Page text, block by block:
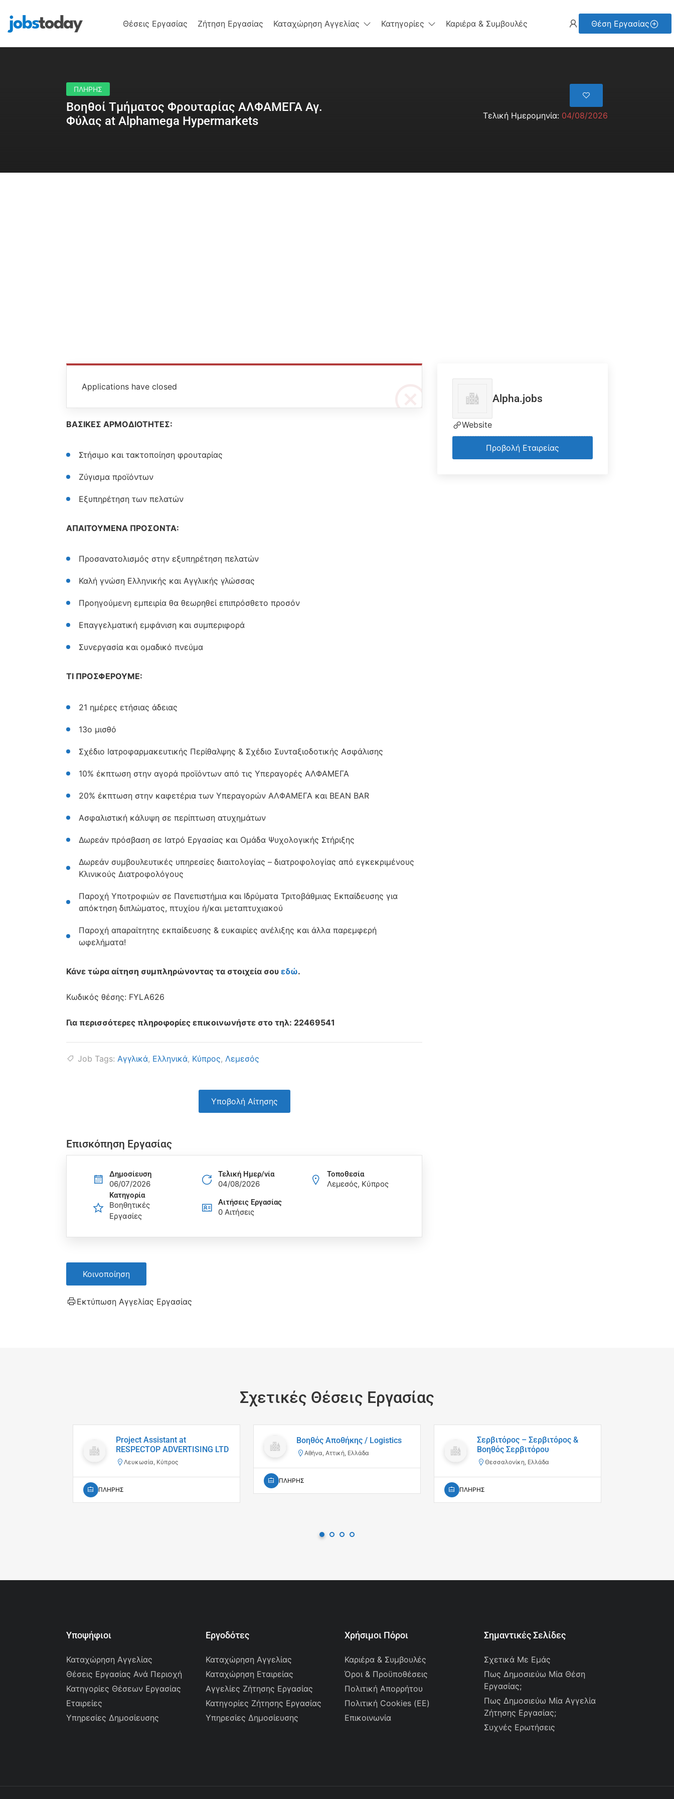
Θέσεις Εργασίας Ζήτηση Εργασίας Καταχώρηση Αγγελίας Κατηγορίες Καριέρα & Συμβουλές Θέση Εργασίας
ΠΛΗΡΗΣ
Βοηθοί Τμήματος Φρουταρίας ΑΛΦΑΜΕΓΑ Αγ.
Φύλας at Alphamega Hypermarkets
Τελική Ημερομηνία: 04/08/2026
Applications have closed
ΒΑΣΙΚΕΣ ΑΡΜΟΔΙΟΤΗΤΕΣ:
Στήσιμο και τακτοποίηση φρουταρίας
Ζύγισμα προϊόντων
Εξυπηρέτηση των πελατών
ΑΠΑΙΤΟΥΜΕΝΑ ΠΡΟΣΟΝΤΑ:
Προσανατολισμός στην εξυπηρέτηση πελατών
Καλή γνώση Ελληνικής και Αγγλικής γλώσσας
Προηγούμενη εμπειρία θα θεωρηθεί επιπρόσθετο προσόν
Επαγγελματική εμφάνιση και συμπεριφορά
Συνεργασία και ομαδικό πνεύμα
ΤΙ ΠΡΟΣΦΕΡΟΥΜΕ:
21 ημέρες ετήσιας άδειας
13ο μισθό
Σχέδιο Ιατροφαρμακευτικής Περίθαλψης & Σχέδιο Συνταξιοδοτικής Ασφάλισης
10% έκπτωση στην αγορά προϊόντων από τις Υπεραγορές ΑΛΦΑΜΕΓΑ
20% έκπτωση στην καφετέρια των Υπεραγορών ΑΛΦΑΜΕΓΑ και BEAN BAR
Ασφαλιστική κάλυψη σε περίπτωση ατυχημάτων
Δωρεάν πρόσβαση σε Ιατρό Εργασίας και Ομάδα Ψυχολογικής Στήριξης
Δωρεάν συμβουλευτικές υπηρεσίες διαιτολογίας – διατροφολογίας από εγκεκριμένους
Κλινικούς Διατροφολόγους
Παροχή Υποτροφιών σε Πανεπιστήμια και Ιδρύματα Τριτοβάθμιας Εκπαίδευσης για
απόκτηση διπλώματος, πτυχίου ή/και μεταπτυχιακού
Παροχή απαραίτητης εκπαίδευσης & ευκαιρίες ανέλιξης και άλλα παρεμφερή
ωφελήματα!
Κάνε τώρα αίτηση συμπληρώνοντας τα στοιχεία σου εδώ.
Κωδικός θέσης: FYLA626
Για περισσότερες πληροφορίες επικοινωνήστε στο τηλ: 22469541
Job Tags: Αγγλικά, Ελληνικά, Κύπρος, Λεμεσός
Υποβολή Αίτησης
Επισκόπηση Εργασίας
Δημοσίευση
06/07/2026
Τελική Ημερ/νία
04/08/2026
Τοποθεσία
Λεμεσός, Κύπρος
Κατηγορία
Βοηθητικές
Εργασίες
Αιτήσεις Eργασίας
0 Αιτήσεις
Κοινοποίηση
Εκτύπωση Αγγελίας Εργασίας
Alpha.jobs
Website
Προβολή Εταιρείας
Σχετικές Θέσεις Εργασίας
Project Assistant at
RESPECTOP ADVERTISING LTD
Λευκωσία, Κύπρος
ΠΛΗΡΗΣ
Βοηθός Αποθήκης / Logistics
Αθήνα, Αττική, Ελλάδα
ΠΛΗΡΗΣ
Σερβιτόρος – Σερβιτόρος &
Βοηθός Σερβιτόρου
Θεσσαλονίκη, Ελλάδα
ΠΛΗΡΗΣ
Υποψήφιοι
Καταχώρηση Αγγελίας
Θέσεις Εργασίας Ανά Περιοχή
Κατηγορίες Θέσεων Εργασίας
Εταιρείες
Υπηρεσίες Δημοσίευσης
Εργοδότες
Καταχώρηση Αγγελίας
Καταχώρηση Εταιρείας
Αγγελίες Ζήτησης Εργασίας
Κατηγορίες Ζήτησης Εργασίας
Υπηρεσίες Δημοσίευσης
Χρήσιμοι Πόροι
Καριέρα & Συμβουλές
Όροι & Προϋποθέσεις
Πολιτική Απορρήτου
Πολιτική Cookies (ΕΕ)
Επικοινωνία
Σημαντικές Σελίδες
Σχετικά Με Εμάς
Πως Δημοσιεύω Μία Θέση
Εργασίας;
Πως Δημοσιεύω Μία Αγγελία
Ζήτησης Εργασίας;
Συχνές Ερωτήσεις